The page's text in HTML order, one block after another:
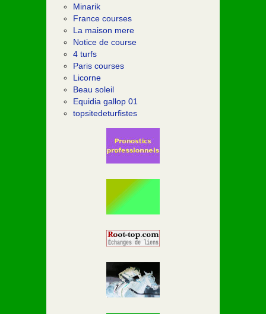
Minarik
France courses
La maison mere
Notice de course
4 turfs
Paris courses
Licorne
Beau soleil
Equidia gallop 01
topsitedeturfistes